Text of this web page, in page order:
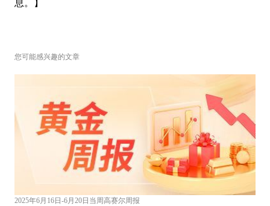
息。】
您可能感兴趣的文章
2025年6月16日-6月20日当周高赛尔周报